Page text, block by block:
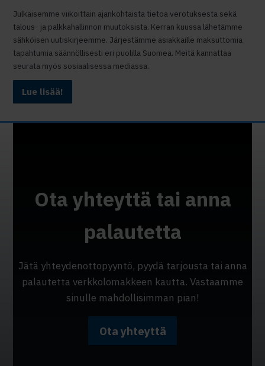
Julkaisemme viikoittain ajankohtaista tietoa verotuksesta sekä
talous- ja palkkahallinnon muutoksista. Kerran kuussa lähetämme
sähköisen uutiskirjeemme. Järjestämme asiakkaille maksuttomia
tapahtumia säännöllisesti eri puolilla Suomea. Meitä kannattaa
seurata myös sosiaalisessa mediassa.
Lue lisää!
Ota yhteyttä tai anna
palautetta
Jätä yhteydenottopyyntö, pyydä tarjousta tai anna
palautetta verkkolomakkeen kautta. Vastaamme
sinulle mahdollisimman pian!
Ota yhteyttä